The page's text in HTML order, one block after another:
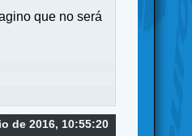
que no será
de 2016, 10:55:20